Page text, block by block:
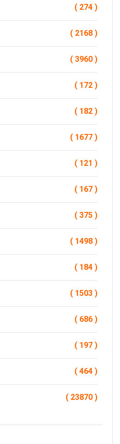
( 274 )
( 2168 )
( 3960 )
( 172 )
( 182 )
( 1677 )
( 121 )
( 167 )
( 375 )
( 1498 )
( 184 )
( 1503 )
( 686 )
( 197 )
( 464 )
( 23870 )